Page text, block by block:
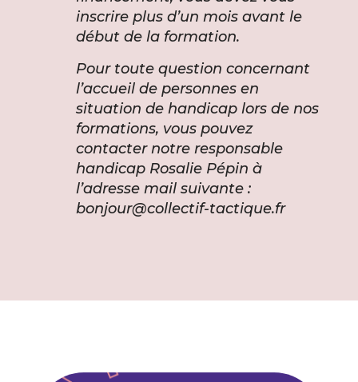
inscrire plus d’un mois avant le
début de la formation.
Pour toute question concernant
l’accueil de personnes en
situation de handicap lors de nos
formations, vous pouvez
contacter notre responsable
handicap Rosalie Pépin à
l’adresse mail suivante :
bonjour@collectif-tactique.fr